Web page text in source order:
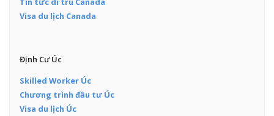
Visa du lịch Canada
Định Cư Úc
Skilled Worker Úc
Chương trình đầu tư Úc
Visa du lịch Úc